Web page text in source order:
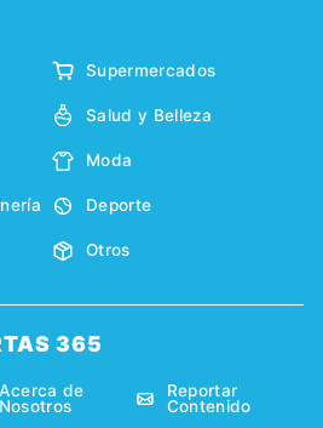
Supermercados
Salud y Belleza
Moda
Deporte
Otros
365
Acerca de
Nosotros
Reportar
Contenido